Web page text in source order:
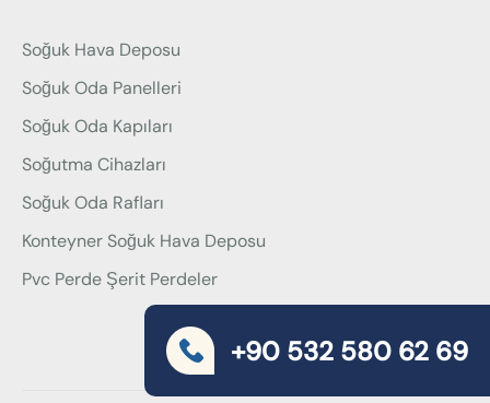
Soğuk Hava Deposu
Soğuk Oda Panelleri
Soğuk Oda Kapıları
Soğutma Cihazları
Soğuk Oda Rafları
Konteyner Soğuk Hava Deposu
Pvc Perde Şerit Perdeler
+90 532 580 62 69